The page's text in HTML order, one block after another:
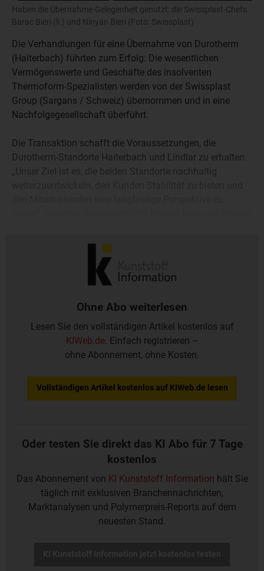
Haben die Übernahme-Gelegenheit genutzt: die Swissplast-Chefs
Barac Bieri (li.) und Ninyan Bieri (Foto: Swissplast)
Die Verhandlungen für eine Übernahme von Durotherm
(Haiterbach) führten zum Erfolg: Die wesentlichen
Vermögenswerte und Geschäfte des insolventen
Thermoform-Spezialisten werden von der Swissplast
Group (Sargans / Schweiz) übernommen und in eine
Nachfolgegesellschaft überführt.
Die Transaktion schafft die Voraussetzungen, die
Durotherm-Standorte Haiterbach und Lindlar zu erhalten.
„Unser Ziel ist es, die beiden Standorte nachhaltig
Ohne Abo weiterlesen
Lesen Sie den vollständigen Artikel kostenlos auf
KIWeb.de. Einfach registrieren –
ohne Abonnement, ohne Kosten.
Vollständigen Artikel kostenlos auf KIWeb.de lesen
Oder testen Sie direkt das KI Abo für 7 Tage
kostenlos
Das Abonnement von KI Kunststoff Information hält Sie
täglich mit exklusiven Branchennachrichten,
Marktanalysen und Polymerpreis-Reports auf dem
neuesten Stand.